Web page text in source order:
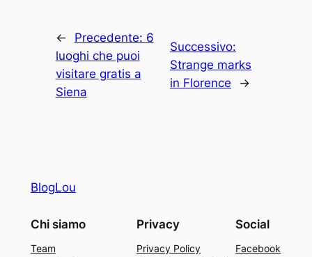
← Precedente: 6
luoghi che puoi
visitare gratis a
Siena
Successivo:
Strange marks
in Florence
→
BlogLou
Chi siamo
Team
Privacy
Privacy Policy
Social
Facebook